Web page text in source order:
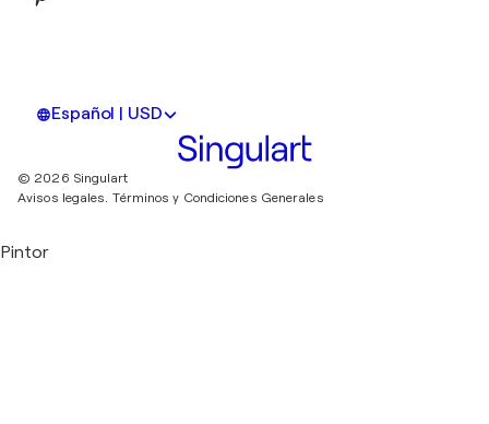
Español | USD
© 2026 Singulart
Avisos legales. Términos y Condiciones Generales
Pintor